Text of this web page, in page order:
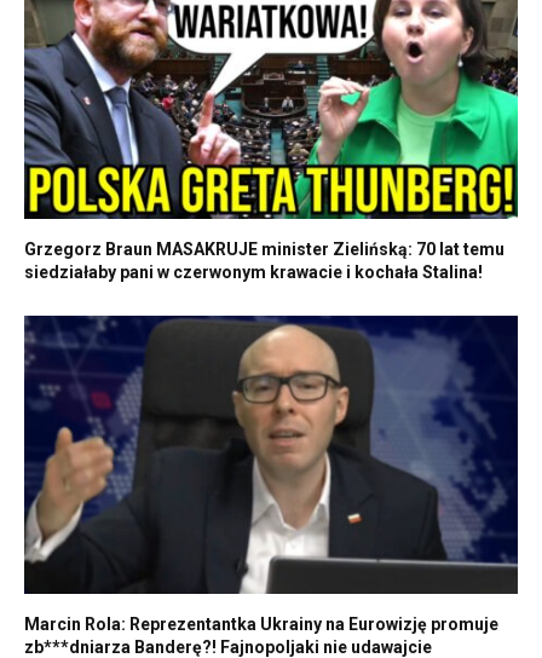
Grzegorz Braun MASAKRUJE minister Zielińską: 70 lat temu
siedziałaby pani w czerwonym krawacie i kochała Stalina!
Marcin Rola: Reprezentantka Ukrainy na Eurowizję promuje
zb***dniarza Banderę?! Fajnopoljaki nie udawajcie